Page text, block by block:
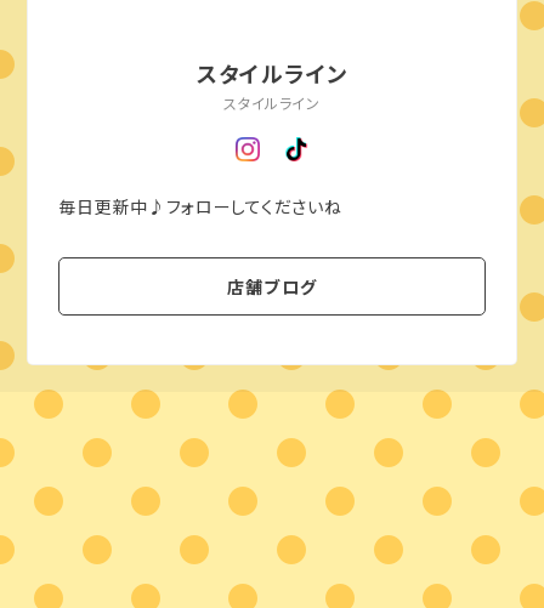
スタイルライン
スタイルライン
毎日更新中♪フォローしてくださいね
店舗ブログ